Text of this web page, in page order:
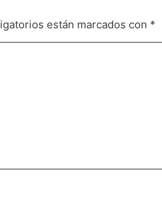
están marcados con *